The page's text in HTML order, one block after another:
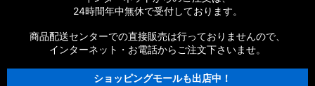
24時間年中無休で受付しております。
商品配送センターでの直接販売は行っておりませんので、
インターネット・お電話からご注文下さいませ。
ショッピングモールも出店中！